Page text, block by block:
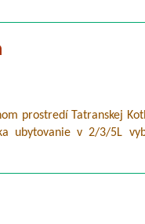
prostredí Tatranskej
ubytovanie v 2/3/5L